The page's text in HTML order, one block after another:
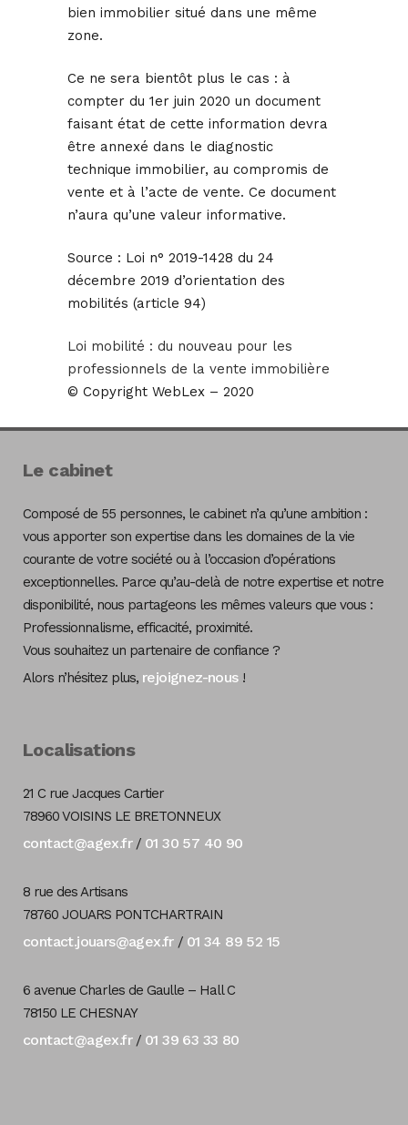
bien immobilier situé dans une même
zone.
Ce ne sera bientôt plus le cas : à
compter du 1er juin 2020 un document
faisant état de cette information devra
être annexé dans le diagnostic
technique immobilier, au compromis de
vente et à l’acte de vente. Ce document
n’aura qu’une valeur informative.
Source : Loi n° 2019-1428 du 24
décembre 2019 d’orientation des
mobilités (article 94)
Loi mobilité : du nouveau pour les
professionnels de la vente immobilière
© Copyright WebLex – 2020
Le cabinet
Composé de 55 personnes, le cabinet n’a qu’une ambition :
vous apporter son expertise dans les domaines de la vie
courante de votre société ou à l’occasion d’opérations
exceptionnelles. Parce qu’au-delà de notre expertise et notre
disponibilité, nous partageons les mêmes valeurs que vous :
Professionnalisme, efficacité, proximité.
Vous souhaitez un partenaire de confiance ?
Alors n’hésitez plus, rejoignez-nous!
Localisations
21 C rue Jacques Cartier
78960 VOISINS LE BRETONNEUX
contact@agex.fr/ 01 30 57 40 90
8 rue des Artisans
78760 JOUARS PONTCHARTRAIN
contact.jouars@agex.fr/ 01 34 89 52 15
6 avenue Charles de Gaulle – Hall C
78150 LE CHESNAY
contact@agex.fr/ 01 39 63 33 80